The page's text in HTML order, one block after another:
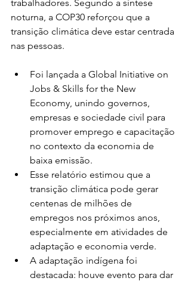
trabalhadores. Segundo a síntese
noturna, a COP30 reforçou que a
transição climática deve estar centrada
nas pessoas.
Foi lançada a Global Initiative on
Jobs & Skills for the New
Economy, unindo governos,
empresas e sociedade civil para
promover emprego e capacitação
no contexto da economia de
baixa emissão.
Esse relatório estimou que a
transição climática pode gerar
centenas de milhões de
empregos nos próximos anos,
especialmente em atividades de
adaptação e economia verde.
A adaptação indígena foi
destacada: houve evento para dar